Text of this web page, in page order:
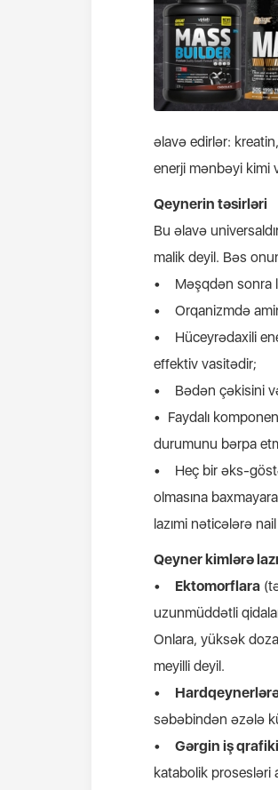
əlavə edirlər:
enerji mənbəyi kimi
Qeynerin təsirləri
Bu əlavə
malik deyil. Bəs
• Məşqdən sonra
• Orqanizmdə amin
• Hüceyrədaxili
effektiv vasitədir;
• Bədən çəkisini
• Faydalı
durumunu bərpa
• Heç bir əks-
olmasına
lazımi nəticələrə
Qeyner kimlərə
• Ektomorflara
uzunmüddətli
Onlara, yüksək
meyilli deyil.
•
səbəbindən əzələ
• Gərgin iş
katabolik prosesləri